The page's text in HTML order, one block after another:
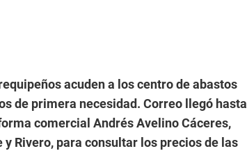
acuden a los centro de abastos
de primera necesidad. Correo llegó hasta
comercial Andrés Avelino Cáceres,
Rivero, para consultar los precios de las